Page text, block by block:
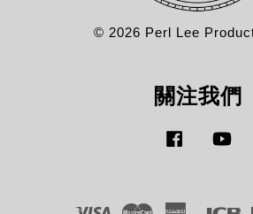
© 2026 Perl Lee
關注我們
Facebook
Visa Master American